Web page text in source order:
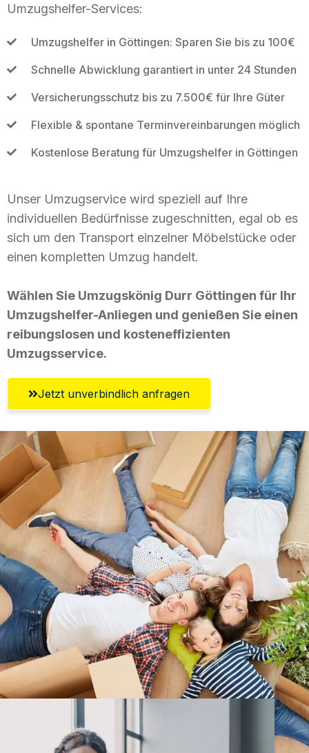
Umzugshelfer-Services:
Umzugshelfer in Göttingen: Sparen Sie bis zu 100€
Schnelle Abwicklung garantiert in unter 24 Stunden
Versicherungsschutz bis zu 7.500€ für Ihre Güter
Flexible & spontane Terminvereinbarungen möglich
Kostenlose Beratung für Umzugshelfer in Göttingen
Unser Umzugservice wird speziell auf Ihre
individuellen Bedürfnisse zugeschnitten, egal ob es
sich um den Transport einzelner Möbelstücke oder
einen kompletten Umzug handelt.
Wählen Sie Umzugskönig Durr Göttingen für Ihr
Umzugshelfer-Anliegen und genießen Sie einen
reibungslosen und kosteneffizienten
Umzugsservice.
Jetzt unverbindlich anfragen